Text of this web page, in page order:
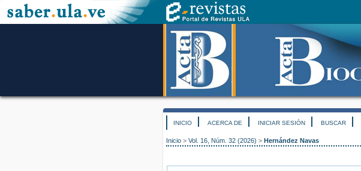
INICIO ACERCA DE INICIAR SESIÓN BUSCAR
Inicio > Vol. 16, Núm. 32 (2026) > Hernández Navas